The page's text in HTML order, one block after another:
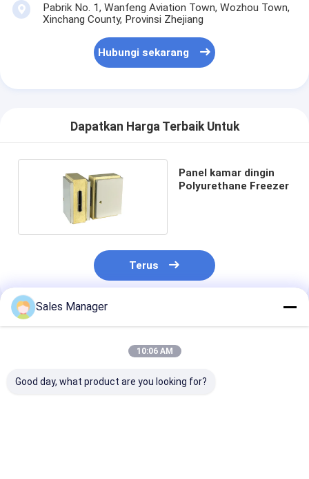
Pabrik No. 1, Wanfeng Aviation Town, Wozhou Town,
Xinchang County, Provinsi Zhejiang
Hubungi sekarang
Dapatkan Harga Terbaik Untuk
Panel kamar dingin
Polyurethane Freezer
Terus
Rekomendasi Produk
Sales Manager
10:06 AM
Good day, what product are you looking for?